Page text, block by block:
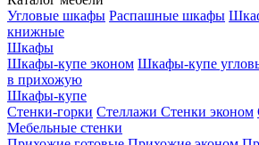
Угловые шкафы Распашные шкафы
книжные
Шкафы
Шкафы-купе эконом Шкафы-купе
в прихожую
Шкафы-купе
Стенки-горки Стеллажи Стенки эконом
Мебельные стенки